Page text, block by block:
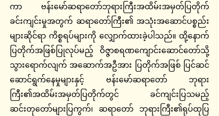
ကာ ဗန်းမော်ဆရာတော်ဘုရားကြီးအထိမ်းအမှတ်ပြတိုက်
ခင်းကျင်းမှုအတွက် ဆရာတော်ကြီး၏ အသုံးအဆောင်ပစ္စည်း
များဆိုင်ရာ ကိစ္စရပ်များကို လျှောက်ထားခဲ့ပါသည်။ ထို့နောက်
ပြတိုက်အဖြစ်ပြုလုပ်မည့် ဝိဇ္ဇာစရဏကျောင်းဆောင်တော်သို့
သွားရောက်လျက် အဆောက်အဦအား ပြတိုက်အဖြစ် ပြင်ဆင်
ဆောင်ရွက်နေမှုများနှင့် ဗန်းမော်ဆရာတော် ဘုရား
ကြီး၏အထိမ်းအမှတ်ပြတိုက်တွင် ခင်ကျင်းပြသမည့်
ဆင်းတုတော်များပြကွက်၊ ဆရာတော် ဘုရားကြီး၏ရုပ်ထုပြ